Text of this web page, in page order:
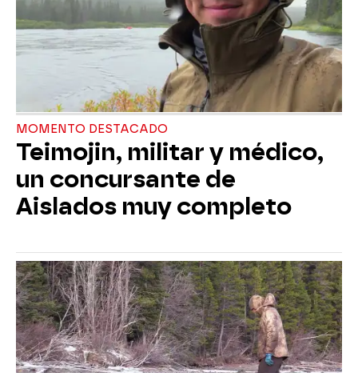
MOMENTO DESTACADO
Teimojin, militar y médico,
un concursante de
Aislados muy completo